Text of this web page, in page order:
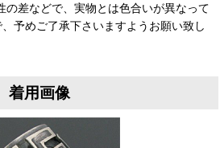
の差などで、実物とは色合いが異なって
予めご了承下さいますようお願い致し
着用画像